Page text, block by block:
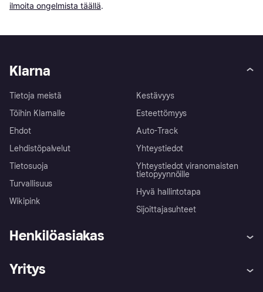
ilmoita ongelmista täällä.
Klarna
Tietoja meistä
Töihin Klarnalle
Ehdot
Lehdistöpalvelut
Tietosuoja
Turvallisuus
Wikipink
Kestävyys
Esteettömyys
Auto-Track
Yhteystiedot
Yhteystiedot viranomaisten
tietopyynnöille
Hyvä hallintotapa
Sijoittajasuhteet
Henkilöasiakas
Ohje
Kirjaudu sisään
Yritys